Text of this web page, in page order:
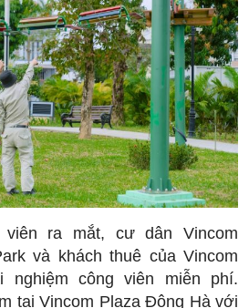
ra mắt, cư dân Vincom
và khách thuê của Vincom
nghiệm công viên miễn phí.
tại Vincom Plaza Đông Hà với